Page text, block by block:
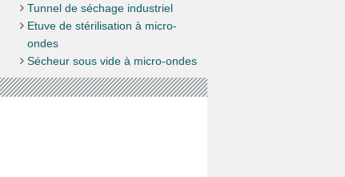
Tunnel de séchage industriel
Etuve de stérilisation à micro-
ondes
Sécheur sous vide à micro-ondes